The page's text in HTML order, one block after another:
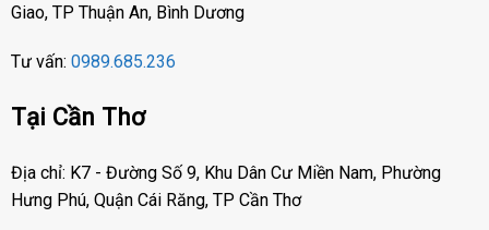
Giao, TP Thuận An, Bình Dương
Tư vấn: 0989.685.236
Tại Cần Thơ
Địa chỉ: K7 - Đường Số 9, Khu Dân Cư Miền Nam, Phường
Hưng Phú, Quận Cái Răng, TP Cần Thơ